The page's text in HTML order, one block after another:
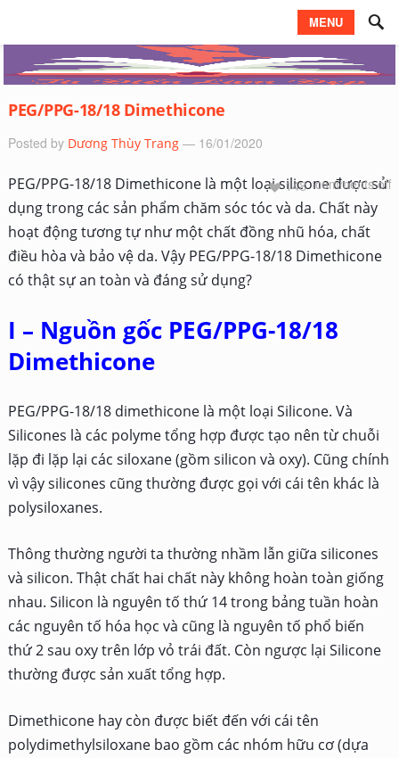
MENU
PEG/PPG-18/18 Dimethicone
Posted by Dương Thùy Trang — 16/01/2020
comments off
148
PEG/PPG-18/18 Dimethicone là một loại silicone được sử
dụng trong các sản phẩm chăm sóc tóc và da. Chất này
hoạt động tương tự như một chất đồng nhũ hóa, chất
điều hòa và bảo vệ da. Vậy PEG/PPG-18/18 Dimethicone
có thật sự an toàn và đáng sử dụng?
I – Nguồn gốc PEG/PPG-18/18
Dimethicone
PEG/PPG-18/18 dimethicone là một loại Silicone. Và
Silicones là các polyme tổng hợp được tạo nên từ chuỗi
lặp đi lặp lại các siloxane (gồm silicon và oxy). Cũng chính
vì vậy silicones cũng thường được gọi với cái tên khác là
polysiloxanes.
Thông thường người ta thường nhầm lẫn giữa silicones
và silicon. Thật chất hai chất này không hoàn toàn giống
nhau. Silicon là nguyên tố thứ 14 trong bảng tuần hoàn
các nguyên tố hóa học và cũng là nguyên tố phổ biến
thứ 2 sau oxy trên lớp vỏ trái đất. Còn ngược lại Silicone
thường được sản xuất tổng hợp.
Dimethicone hay còn được biết đến với cái tên
polydimethylsiloxane bao gồm các nhóm hữu cơ (dựa